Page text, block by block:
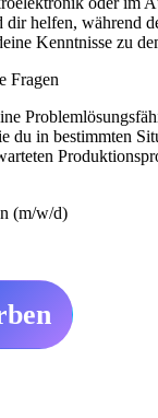
helfen, während
Kenntnisse zu
Fragen
du in bestimmten
(m/w/d)